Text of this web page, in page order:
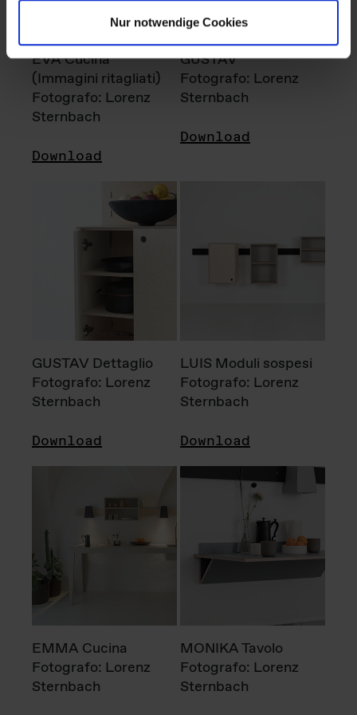
Nur notwendige Cookies
EVA Cucina
(Immagini ritagliati)
Fotografo: Lorenz
Sternbach
Download
GUSTAV
Fotografo: Lorenz
Sternbach
Download
GUSTAV Dettaglio
Fotografo: Lorenz
Sternbach
Download
LUIS Moduli sospesi
Fotografo: Lorenz
Sternbach
Download
EMMA Cucina
Fotografo: Lorenz
Sternbach
MONIKA Tavolo
Fotografo: Lorenz
Sternbach